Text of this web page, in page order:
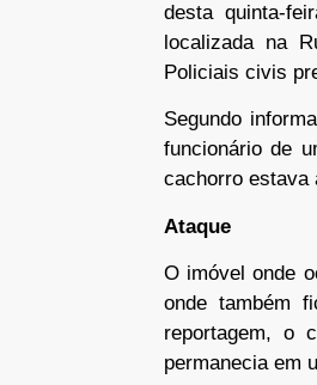
desta quinta-
localizada na
Policiais civis
Segundo
funcionário de
cachorro estava
Ataque
O imóvel onde
onde também
reportagem, o
permanecia em